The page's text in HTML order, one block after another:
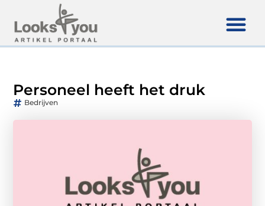
Personeel heeft het druk
Bedrijven